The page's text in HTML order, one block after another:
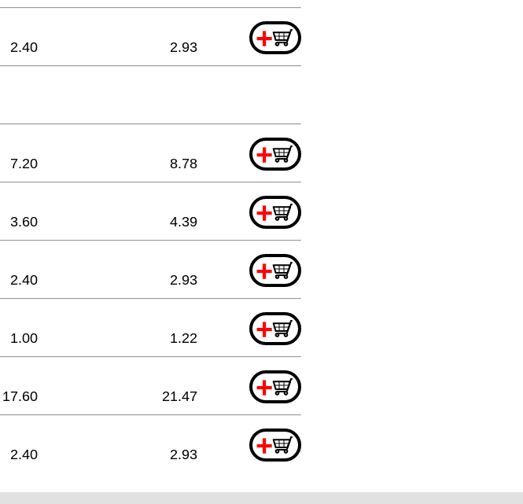
+
2.40 2.93
+
7.20 8.78
+
3.60 4.39
+
2.40 2.93
+
1.00 1.22
+
17.60 21.47
+
2.40 2.93